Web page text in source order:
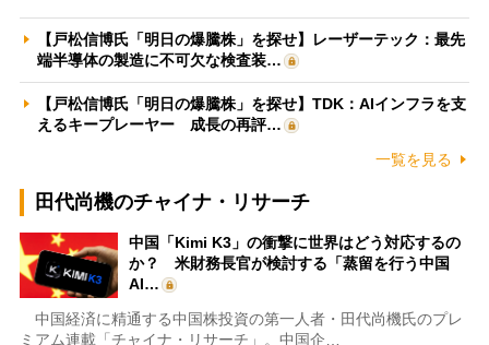
【戸松信博氏「明日の爆騰株」を探せ】レーザーテック：最先
端半導体の製造に不可欠な検査装…
【戸松信博氏「明日の爆騰株」を探せ】TDK：AIインフラを支
えるキープレーヤー 成長の再評…
一覧を見る
田代尚機のチャイナ・リサーチ
中国「Kimi K3」の衝撃に世界はどう対応するの
か？ 米財務長官が検討する「蒸留を行う中国
AI…
中国経済に精通する中国株投資の第一人者・田代尚機氏のプレ
ミアム連載「チャイナ・リサーチ」。中国企…